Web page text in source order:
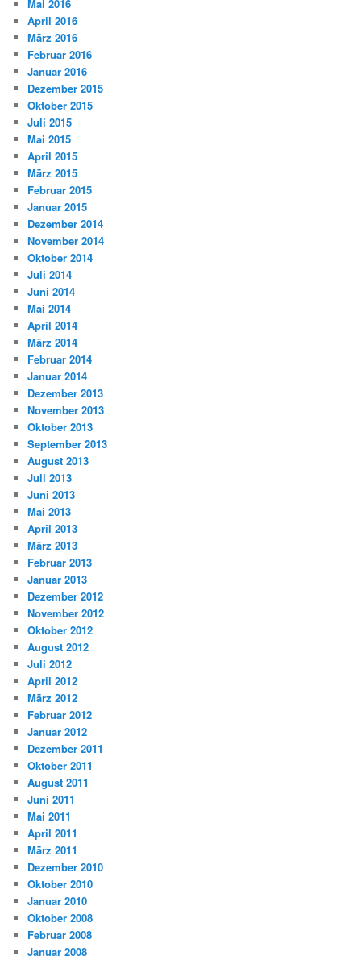
Mai 2016
April 2016
März 2016
Februar 2016
Januar 2016
Dezember 2015
Oktober 2015
Juli 2015
Mai 2015
April 2015
März 2015
Februar 2015
Januar 2015
Dezember 2014
November 2014
Oktober 2014
Juli 2014
Juni 2014
Mai 2014
April 2014
März 2014
Februar 2014
Januar 2014
Dezember 2013
November 2013
Oktober 2013
September 2013
August 2013
Juli 2013
Juni 2013
Mai 2013
April 2013
März 2013
Februar 2013
Januar 2013
Dezember 2012
November 2012
Oktober 2012
August 2012
Juli 2012
April 2012
März 2012
Februar 2012
Januar 2012
Dezember 2011
Oktober 2011
August 2011
Juni 2011
Mai 2011
April 2011
März 2011
Dezember 2010
Oktober 2010
Januar 2010
Oktober 2008
Februar 2008
Januar 2008